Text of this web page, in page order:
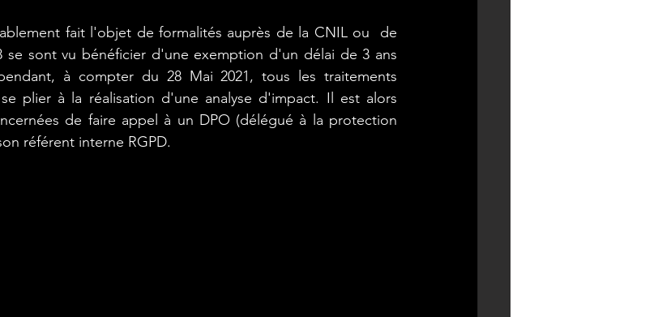
# Elaboration du registre des trait
#Restitution #plan d'actions
fait l'objet de formalités auprès de la CNIL ou  de
se sont vu bénéficier d'une exemption d'un délai de 3 ans
à compter du 28 Mai 2021, tous les traitements
plier à la réalisation d'une analyse d'impact. Il est alors
de faire appel à un DPO (délégué à la protection
référent interne RGPD.